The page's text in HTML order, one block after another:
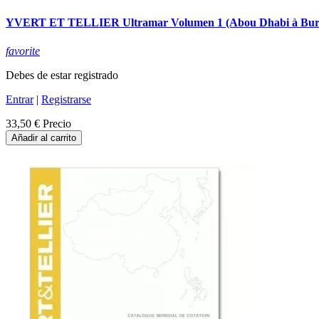
YVERT ET TELLIER Ultramar Volumen 1 (Abou Dhabi à
favorite
Debes de estar registrado
Entrar| Registrarse
33,50 € Precio
Añadir al carrito